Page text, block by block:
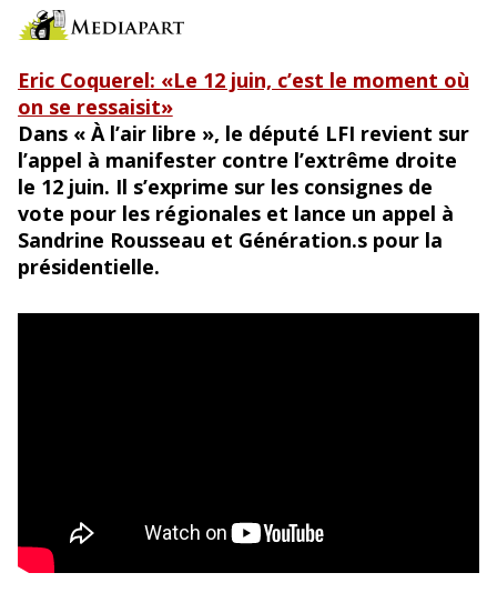
Eric Coquerel: «Le 12 juin, c’est le moment où
on se ressaisit»
Dans « À l’air libre », le député LFI revient sur
l’appel à manifester contre l’extrême droite
le 12 juin. Il s’exprime sur les consignes de
vote pour les régionales et lance un appel à
Sandrine Rousseau et Génération.s pour la
présidentielle.